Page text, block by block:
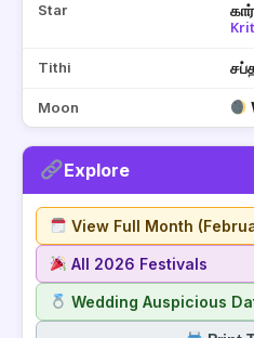
Star
Tithi
Moon
Explore
View Full Month
All 2026 Festivals
Wedding Auspicious